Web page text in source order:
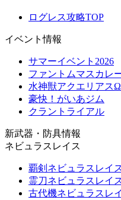
ログレス攻略TOP
イベント情報
サマーイベント2026
ファントムマスカレ
水神獣アクエリアス
豪快！がいあジム
クラントライアル
新武器・防具情報
ネビュラスレイス
覇剣ネビュラスレイ
霊刀ネビュラスレイ
古代機ネビュラスレ